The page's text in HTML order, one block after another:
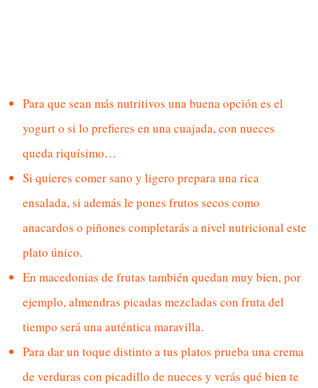
Para que sean más nutritivos una buena opción es el
yogurto si lo prefieres en una cuajada, con nueces
queda riquísimo…
Si quieres comer sano y ligero prepara una rica
ensalada, si además le pones frutos secos como
anacardos o piñones completarás a nivel nutricional este
plato único.
En macedonias de frutas también quedan muy bien, por
ejemplo, almendras picadas mezcladas con fruta del
tiempo será una auténtica maravilla.
Para dar un toque distinto a tus platos prueba unacrema
de verduras con picadillo de nueces y verás qué bien te